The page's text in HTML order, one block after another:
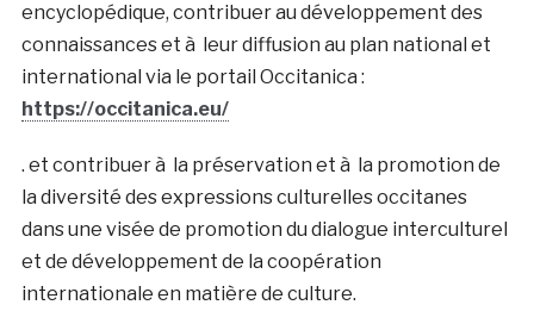
encyclopédique, contribuer au développement des
connaissances et à leur diffusion au plan national et
international via le portail Occitanica :
https://occitanica.eu/
. et contribuer à la préservation et à la promotion de
la diversité des expressions culturelles occitanes
dans une visée de promotion du dialogue interculturel
et de développement de la coopération
internationale en matière de culture.